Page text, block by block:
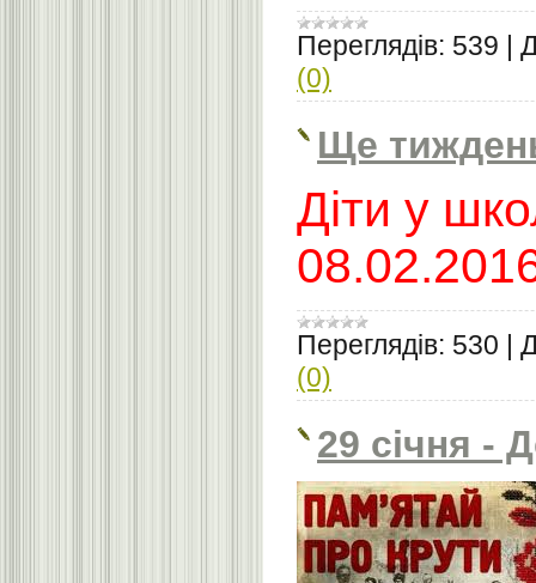
Переглядів: 539 |
(0)
Ще
Діти у
Переглядів: 530 |
(0)
29 січня -